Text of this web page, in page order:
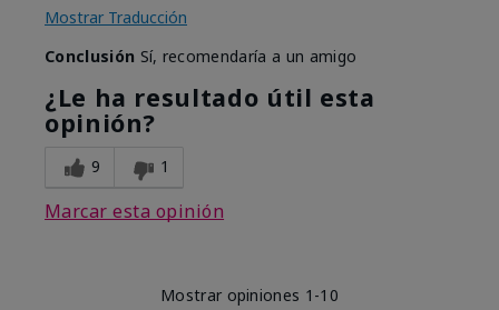
Mostrar Traducción
Conclusión Sí, recomendaría a un amigo
¿Le ha resultado útil esta
opinión?
9 1
Marcar esta opinión
Mostrar opiniones 1-10